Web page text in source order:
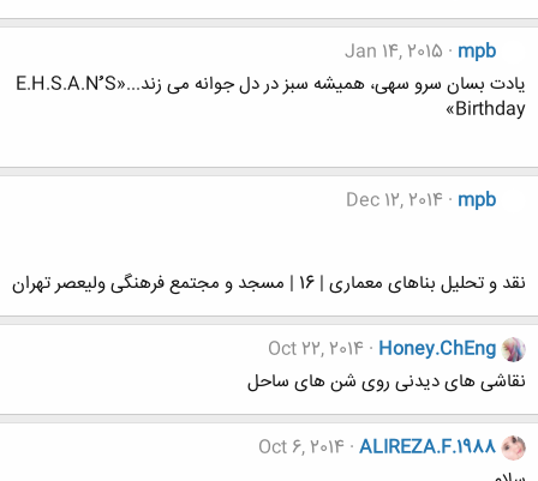
mpb
Jan 14, 2015
یادت بسان سرو سهی، همیشه سبز در دل جوانه می زند...«E.H.S.A.Nُُُ S
Birthday»
mpb
Dec 12, 2014
نقد و تحلیل بناهای معماری | 16 | مسجد و مجتمع فرهنگی ولیعصر تهران
Honey.ChEng
Oct 22, 2014
نقاشی های دیدنی روی شن های ساحل
ALIREZA.F.1988
Oct 6, 2014